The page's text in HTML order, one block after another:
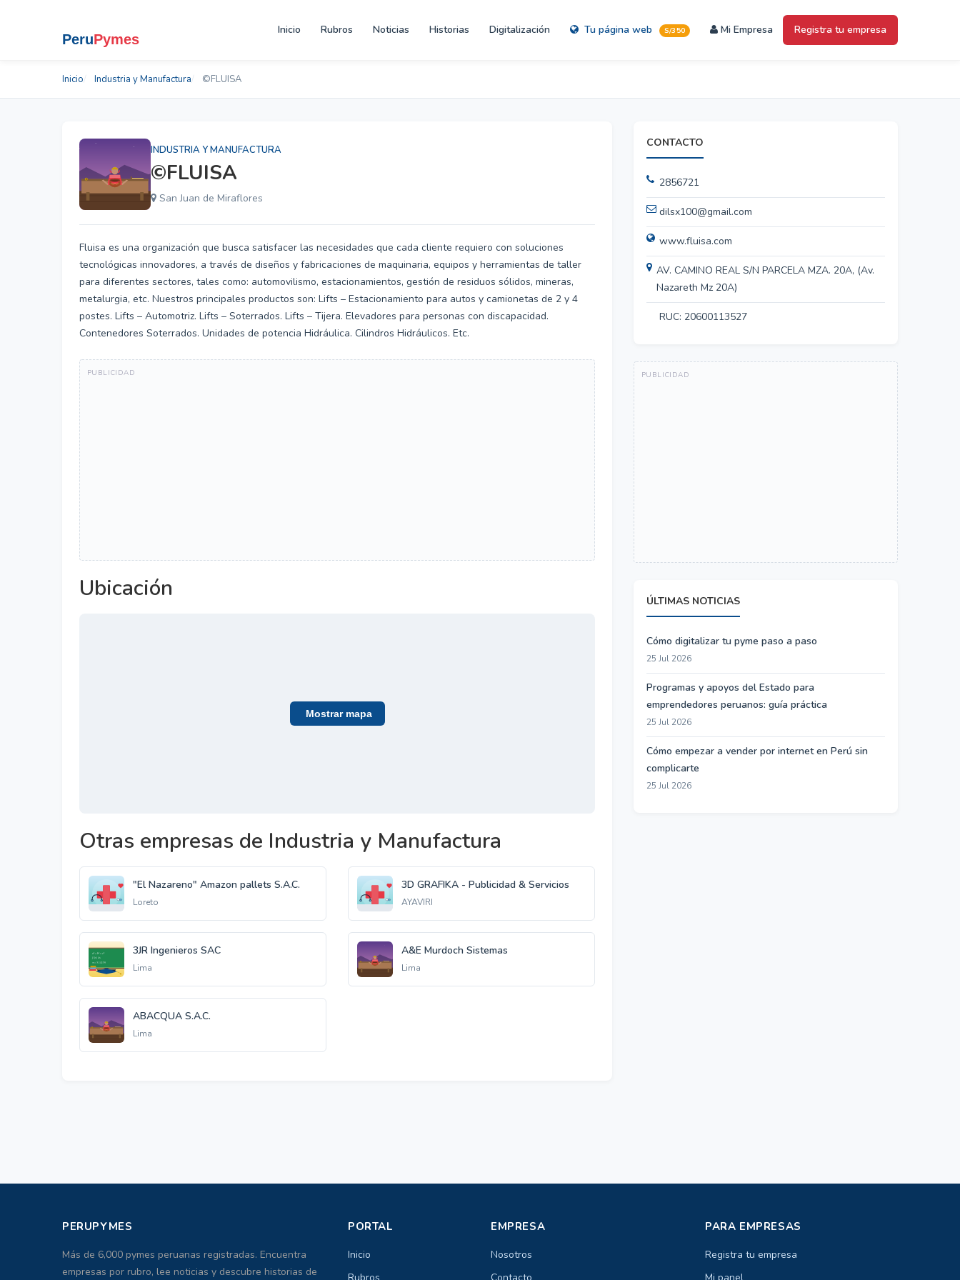
Inicio Rubros Noticias Historias Digitalización Tu página web S/350 Mi Empresa Registra tu empresa
Inicio Industria y Manufactura ©FLUISA
INDUSTRIA Y MANUFACTURA
©FLUISA
San Juan de Miraflores
Fluisa es una organización que busca satisfacer las necesidades que cada cliente requiero con soluciones
tecnológicas innovadores, a través de diseños y fabricaciones de maquinaria, equipos y herramientas de taller
para diferentes sectores, tales como: automovilismo, estacionamientos, gestión de residuos sólidos, mineras,
metalurgia, etc. Nuestros principales productos son: Lifts – Estacionamiento para autos y camionetas de 2 y 4
postes. Lifts – Automotriz. Lifts – Soterrados. Lifts – Tijera. Elevadores para personas con discapacidad.
Contenedores Soterrados. Unidades de potencia Hidráulica. Cilindros Hidráulicos. Etc.
Ubicación
Mostrar mapa
Otras empresas de Industria y Manufactura
"El Nazareno" Amazon pallets S.A.C.
Loreto
3D GRAFIKA - Publicidad & Servicios
AYAVIRI
3JR Ingenieros SAC
Lima
A&E Murdoch Sistemas
Lima
ABACQUA S.A.C.
Lima
CONTACTO
2856721
dilsx100@gmail.com
www.fluisa.com
AV. CAMINO REAL S/N PARCELA MZA. 20A, (Av.
Nazareth Mz 20A)
RUC: 20600113527
ÚLTIMAS NOTICIAS
Cómo digitalizar tu pyme paso a paso
25 Jul 2026
Programas y apoyos del Estado para
emprendedores peruanos: guía práctica
25 Jul 2026
Cómo empezar a vender por internet en Perú sin
complicarte
25 Jul 2026
PERUPYMES
Más de 6,000 pymes peruanas registradas. Encuentra
empresas por rubro, lee noticias y descubre historias de
PORTAL
Inicio
EMPRESA
Nosotros
PARA EMPRESAS
Registra tu empresa